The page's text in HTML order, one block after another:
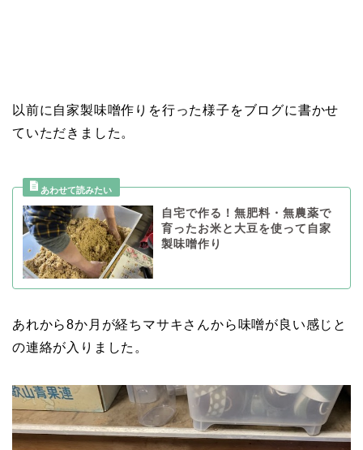
以前に自家製味噌作りを行った様子をブログに書かせ
ていただきました。
自宅で作る！無肥料・無農薬で
育ったお米と大豆を使って自家
製味噌作り
あれから8か月が経ちマサキさんから味噌が良い感じと
の連絡が入りました。